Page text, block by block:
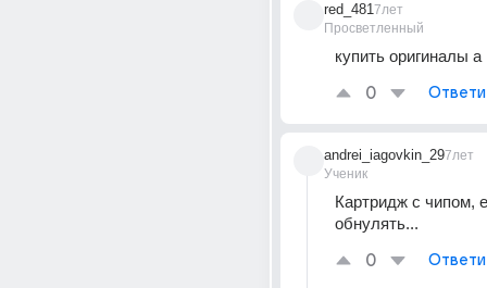
red_481
Просветленный
7лет
купить оригиналы
0
andrei_iagovkin_29
Ученик
7лет
Картридж с чипом,
обнулять...
0